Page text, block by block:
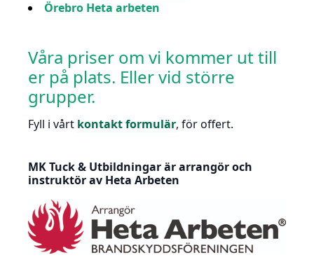
Örebro Heta arbeten
Våra priser om vi kommer ut till
er på plats. Eller vid större
grupper.
Fyll i vårt kontakt formulär, för offert.
MK Tuck & Utbildningar är arrangör och
instruktör av Heta Arbeten